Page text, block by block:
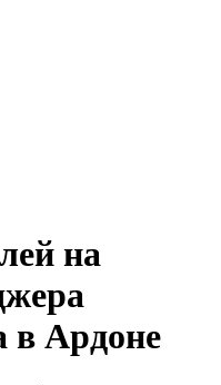
на
в Ардоне